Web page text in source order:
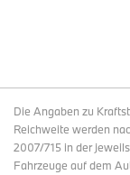
Die Angaben zu
Reichweite werden
2007/715 in der
Fahrzeuge auf dem